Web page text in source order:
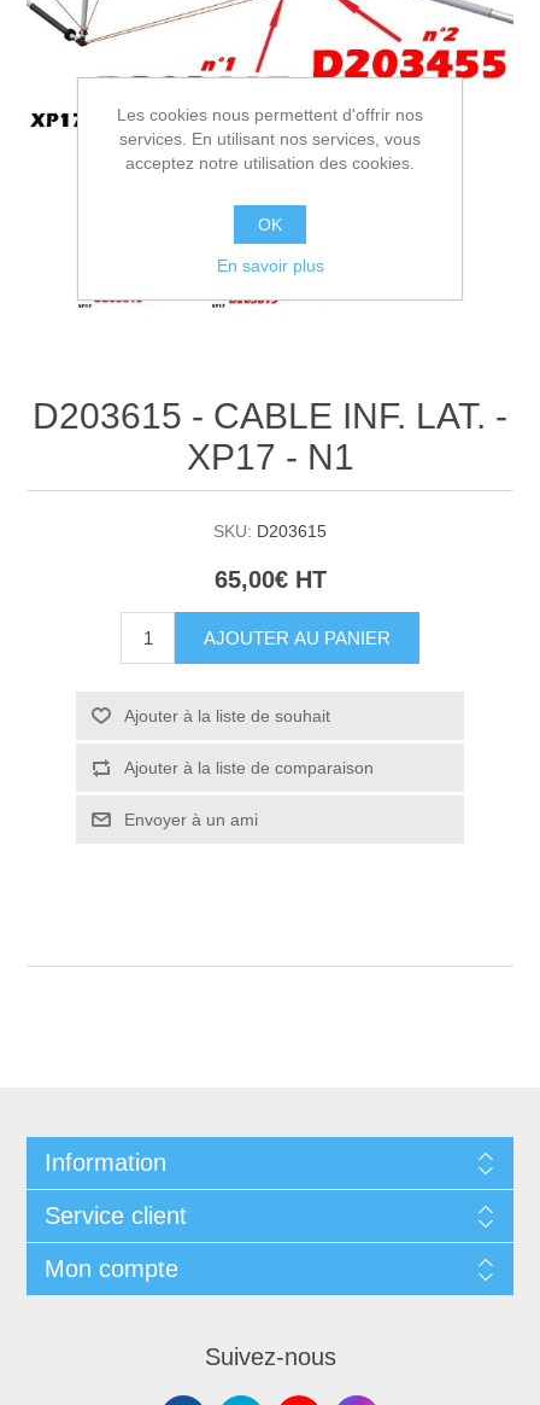
D203615 - CABLE INF. LAT. -
XP17 - N1
SKU: D203615
65,00€ HT
AJOUTER AU PANIER
Ajouter à la liste de souhait
Ajouter à la liste de comparaison
Envoyer à un ami
Information
Service client
Mon compte
Suivez-nous
Les cookies nous permettent d'offrir nos
services. En utilisant nos services, vous
acceptez notre utilisation des cookies.
OK
En savoir plus